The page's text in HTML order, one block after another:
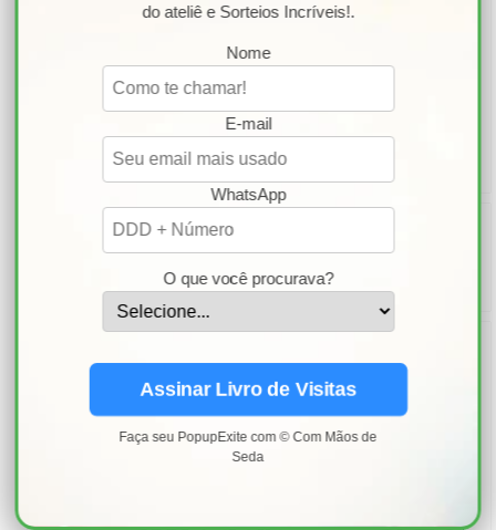
artesanais exclusivas, decoração personalizada e projetos
compartilho conhecimento através de cursos e conteúdos
sobre artesanato.
Artista Plástica Midian.L.S.Ferreira!Do Rio de Janeiro para o Brasil!
PESQUISAR ESTE BLOG
AULA PRESENCIAL EXPOSITIVA
do ateliê e Sorteios Incríveis!.
Nome
E-mail
WhatsApp
O que você procurava?
Assinar Livro de Visitas
Faça seu PopupExite com © Com Mãos de
Seda